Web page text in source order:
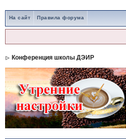
На сайт Правила форума
Конференция школы ДЭИР